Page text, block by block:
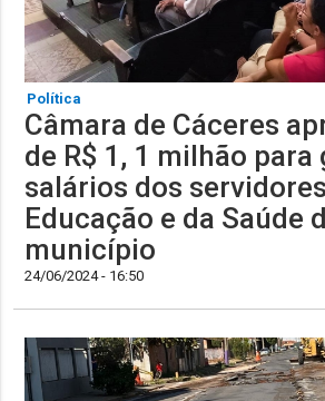
Política
Câmara de Cáceres
de R$ 1, 1 milhão
salários dos
Educação e da Saúde
município
24/06/2024 - 16:50